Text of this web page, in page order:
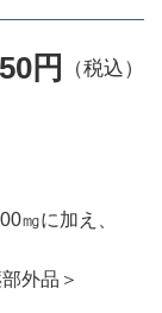
円 （税込）
㎎に加え、
外品＞